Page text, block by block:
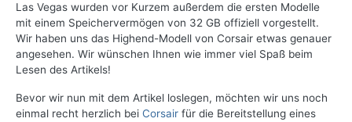
Las Vegas wurden vor Kurzem außerdem die ersten Modelle
mit einem Speichervermögen von 32 GB offiziell vorgestellt.
Wir haben uns das Highend-Modell von Corsair etwas genauer
angesehen. Wir wünschen Ihnen wie immer viel Spaß beim
Lesen des Artikels!
Bevor wir nun mit dem Artikel loslegen, möchten wir uns noch
einmal recht herzlich bei Corsair für die Bereitstellung eines